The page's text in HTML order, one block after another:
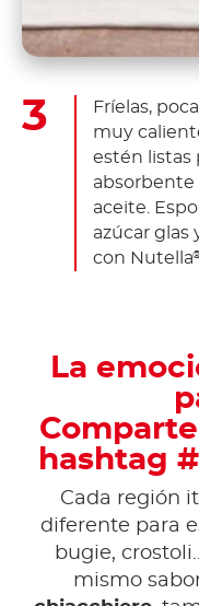
Fríelas,
muy
estén listas
absorbente
aceite.
azúcar glas
con Nutella
La
hashtag
Cada región
diferente para
bugie,
mismo